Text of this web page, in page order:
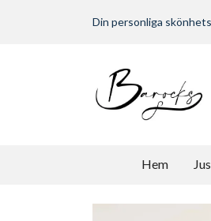
Din personliga
Hem